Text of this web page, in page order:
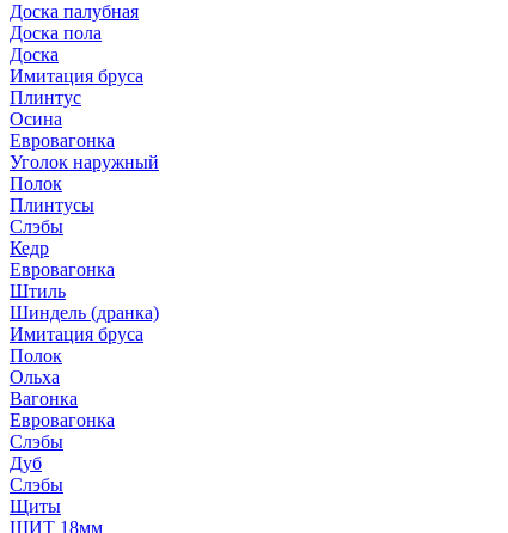
Доска палубная
Доска пола
Доска
Имитация бруса
Плинтус
Осина
Евровагонка
Уголок наружный
Полок
Плинтусы
Слэбы
Кедр
Евровагонка
Штиль
Шиндель (дранка)
Имитация бруса
Полок
Ольха
Вагонка
Евровагонка
Слэбы
Дуб
Слэбы
Щиты
ЩИТ 18мм